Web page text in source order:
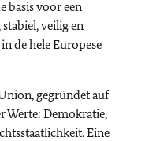
basis voor een
veilig en
de hele Europese
gegründet auf
Werte: Demokratie,
Eine